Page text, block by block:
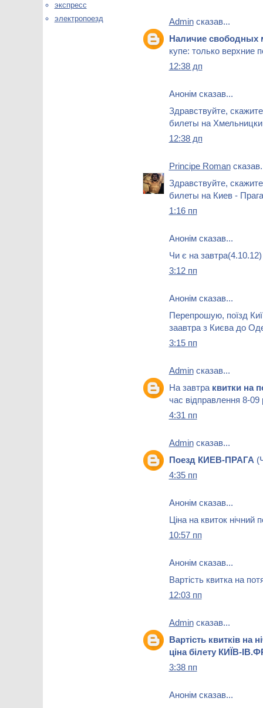
Adminсказав...
Наличие
купе: только верхние
12:38 дп
Анонім сказав...
Здравствуйте,
билеты на
12:38 дп
Principe Roman
Здравствуйте,
билеты на Киев -
1:16 пп
Анонім сказав...
Чи є на
3:12 пп
Анонім сказав...
Перепрошую, поїзд
заавтра з Києва до
3:15 пп
Adminсказав...
На завтра квитки на
час відправлення 8-09
4:31 пп
Adminсказав...
Поезд КИЕВ-ПРАГА
4:35 пп
Анонім сказав...
Ціна на квиток нічний
10:57 пп
Анонім сказав...
Вартість квитка на
12:03 пп
Adminсказав...
Вартість квитків на
ціна білету КИЇВ-
3:38 пп
Анонім сказав...
экспресс
электропоезд